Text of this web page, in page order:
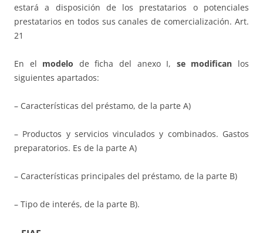
estará a disposición de los prestatarios o potenciales
prestatarios en todos sus canales de comercialización. Art.
21
En el modelo de ficha del anexo I, se modifican los
siguientes apartados:
– Características del préstamo, de la parte A)
– Productos y servicios vinculados y combinados. Gastos
preparatorios. Es de la parte A)
– Características principales del préstamo, de la parte B)
– Tipo de interés, de la parte B).